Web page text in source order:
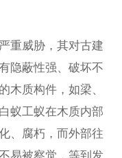
重威胁，其对古建
隐蔽性强、破坏不
木质构件，如梁、
蚁工蚁在木质内部
、腐朽，而外部往